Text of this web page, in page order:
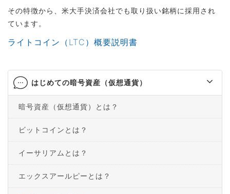
その特徴から、米大手決済会社でも取り扱い銘柄に採用され
ています。
ライトコイン（LTC）概要説明書
はじめての暗号資産（仮想通貨）
暗号資産（仮想通貨）とは？
ビットコインとは？
イーサリアムとは？
エックスアールピーとは？